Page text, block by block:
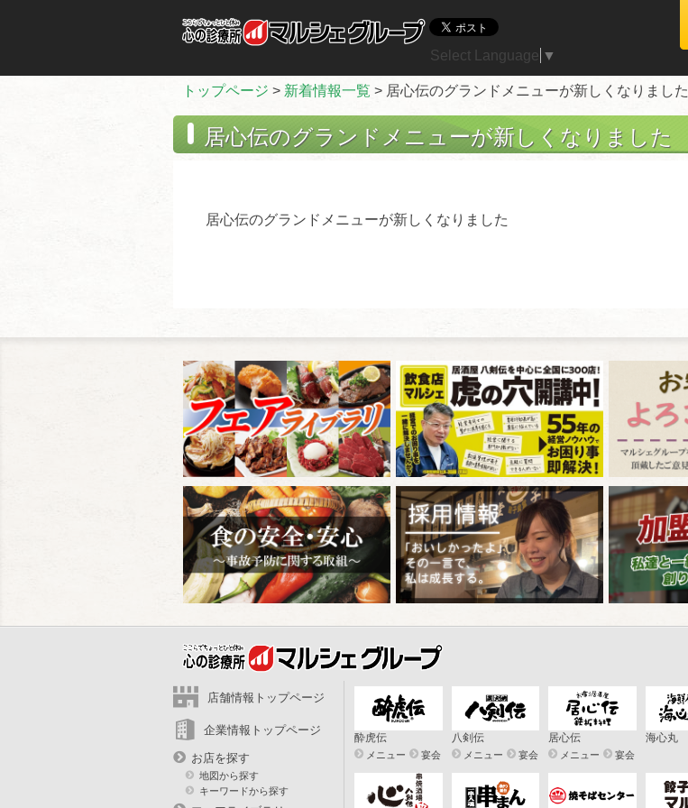
Select Language ▼
トップページ > 新着情報一覧 > 居心伝のグランドメニューが新しくなりました
居心伝のグランドメニューが新しくなりました
居心伝のグランドメニューが新しくなりました
店舗情報トップページ
企業情報トップページ
お店を探す
地図から探す
キーワードから探す
酔虎伝
メニュー 宴会
八剣伝
メニュー 宴会
居心伝
メニュー 宴会
海心丸